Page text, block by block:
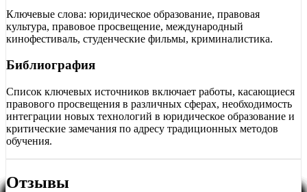
Ключевые слова: юридическое образование, правовая
культура, правовое просвещение, международный
кинофестиваль, студенческие фильмы, криминалистика.
Библиография
Список ключевых источников включает работы, касающиеся
правового просвещения в различных сферах, необходимость
интеграции новых технологий в юридическое образование и
критические замечания по адресу традиционных методов
обучения.
Отзывы